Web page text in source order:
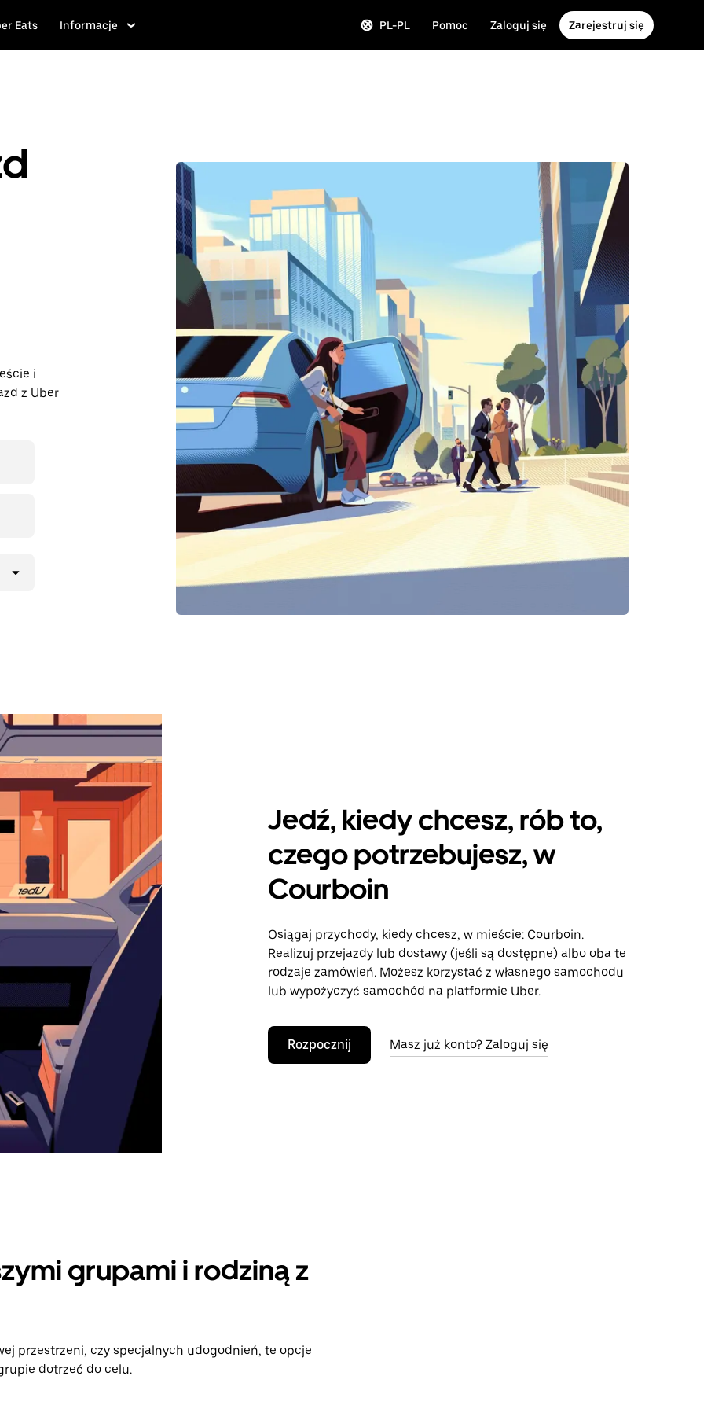
Eats Informacje PL-PL Pomoc Zaloguj się Zarejestruj się
i
z Uber
Jedź, kiedy chcesz, rób to,
czego potrzebujesz, w
Courboin
Osiągaj przychody, kiedy chcesz, w mieście: Courboin.
Realizuj przejazdy lub dostawy (jeśli są dostępne) albo oba te
rodzaje zamówień. Możesz korzystać z własnego samochodu
lub wypożyczyć samochód na platformie Uber.
Rozpocznij Masz już konto? Zaloguj się
grupami i rodziną z
przestrzeni, czy specjalnych udogodnień, te opcje
dotrzeć do celu.